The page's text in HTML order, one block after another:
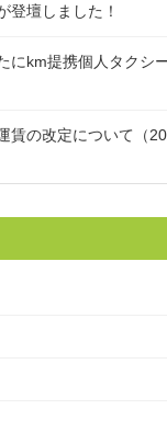
登壇しました！
にkm提携個人タクシ
賃の改定について（